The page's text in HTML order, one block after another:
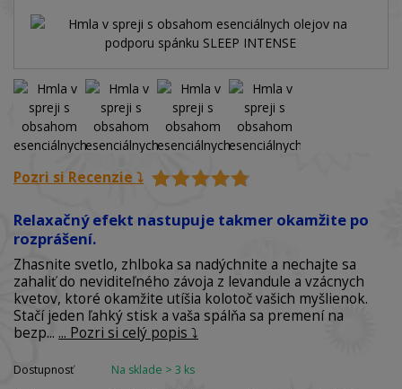
Pozri si Recenzie ⤵️
Relaxačný efekt nastupuje takmer okamžite po
rozprášení.
Zhasnite svetlo, zhlboka sa nadýchnite a nechajte sa
zahaliť do neviditeľného závoja z levandule a vzácnych
kvetov, ktoré okamžite utíšia kolotoč vašich myšlienok.
Stačí jeden ľahký stisk a vaša spálňa sa premení na
bezp... ... Pozri si celý popis ⤵️
Dostupnosť
Na sklade > 3 ks